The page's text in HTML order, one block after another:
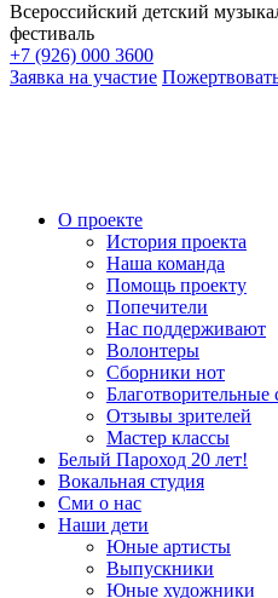
Всероссийский детский
фестиваль
+7 (926) 000 3600
Заявка на участие
О проекте
История проекта
Наша команда
Помощь проекту
Попечители
Нас поддерживают
Волонтеры
Сборники нот
Благотворительные
Отзывы зрителей
Мастер классы
Белый Пароход 20 лет!
Вокальная студия
Сми о нас
Наши дети
Юные артисты
Выпускники
Юные художники